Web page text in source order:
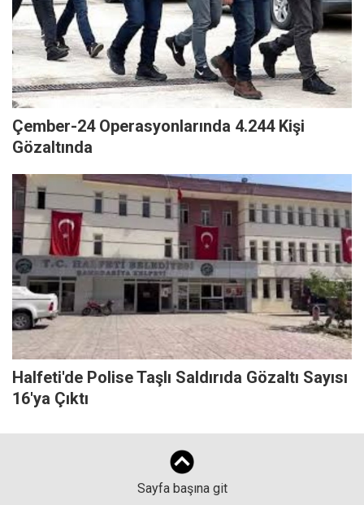
Çember-24 Operasyonlarında 4.244 Kişi
Gözaltında
Halfeti'de Polise Taşlı Saldırıda Gözaltı Sayısı
16'ya Çıktı
Sayfa başına git